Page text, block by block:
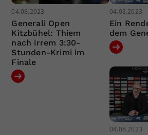
04.08.2023
Generali Open
Kitzbühel: Thiem
nach irrem 3:30-
Stunden-Krimi im
Finale
04.08.2023
Ein
dem
04.08.2023